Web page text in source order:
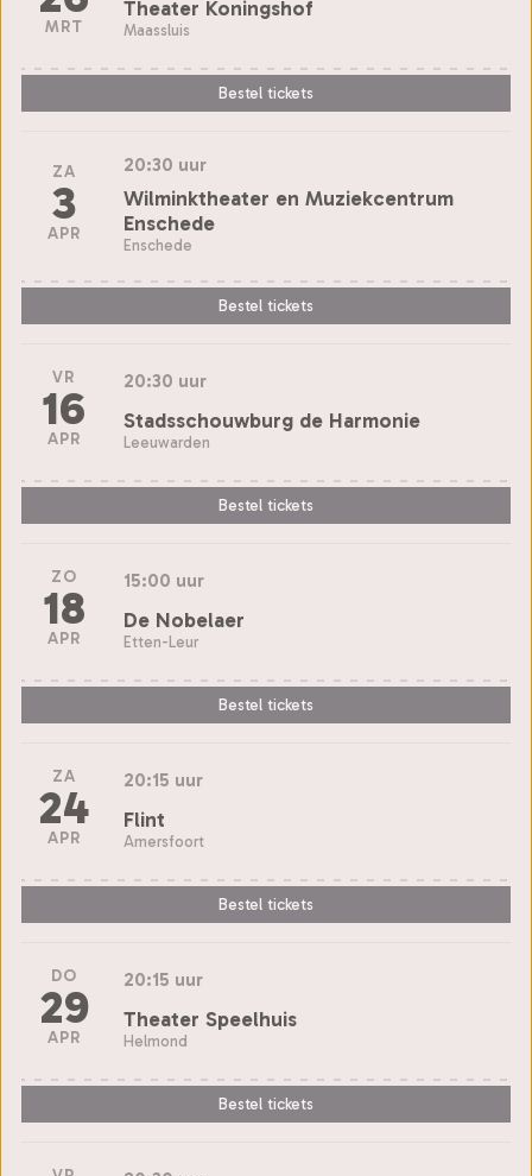
MRT
Theater Koningshof
Maassluis
Bestel tickets
ZA
3
APR
20:30 uur
Wilminktheater en Muziekcentrum
Enschede
Enschede
Bestel tickets
VR
16
APR
20:30 uur
Stadsschouwburg de Harmonie
Leeuwarden
Bestel tickets
ZO
18
APR
15:00 uur
De Nobelaer
Etten-Leur
Bestel tickets
ZA
24
APR
20:15 uur
Flint
Amersfoort
Bestel tickets
DO
29
APR
20:15 uur
Theater Speelhuis
Helmond
Bestel tickets